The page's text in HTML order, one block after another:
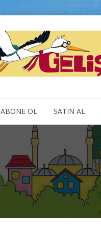
ABONE OL SATIN AL